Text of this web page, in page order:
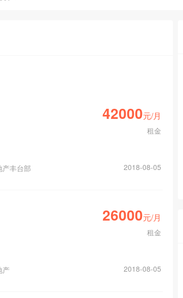
产丰台部 2018-08-05
42000元/月
租金
产 2018-08-05
26000元/月
租金